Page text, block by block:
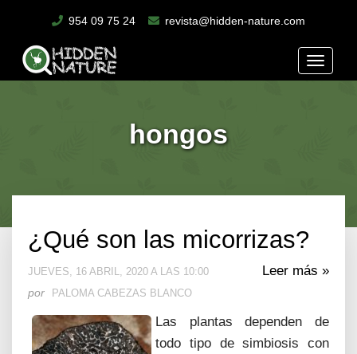
954 09 75 24 revista@hidden-nature.com
Toggle
hongos
¿Qué son las micorrizas?
Leer más »
JUEVES, 16 ABRIL, 2020 A LAS 10:00
por PALOMA CABEZAS BLANCO
Las plantas dependen de
todo tipo de simbiosis con